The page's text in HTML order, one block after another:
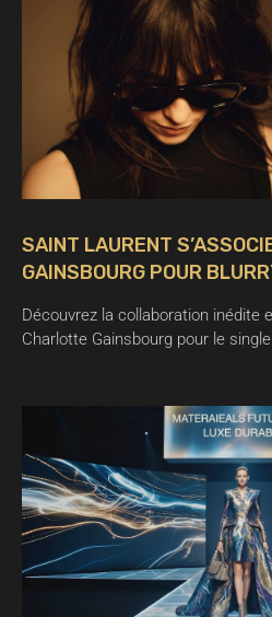
SAINT LAURENT
GAINSBOURG POUR
Découvrez la collaboration inédite
Charlotte Gainsbourg pour le